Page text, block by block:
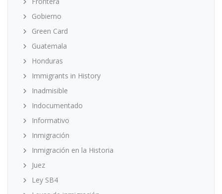
Gobierno
Green Card
Guatemala
Honduras
Immigrants in History
Inadmisible
Indocumentado
Informativo
Inmigración
Inmigración en la Historia
Juez
Ley SB4